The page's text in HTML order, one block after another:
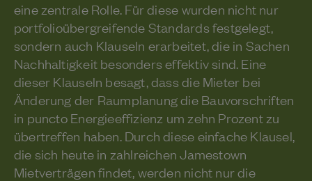
eine zentrale Rolle. Für diese wurden nicht nur
portfolioübergreifende Standards festgelegt,
sondern auch Klauseln erarbeitet, die in Sachen
Nachhaltigkeit besonders effektiv sind. Eine
dieser Klauseln besagt, dass die Mieter bei
Änderung der Raumplanung die Bauvorschriften
in puncto Energieeffizienz um zehn Prozent zu
übertreffen haben. Durch diese einfache Klausel,
die sich heute in zahlreichen Jamestown
Mietverträgen findet, werden nicht nur die